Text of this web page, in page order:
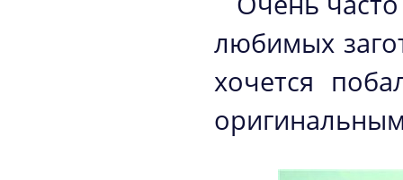
любимых
хочется